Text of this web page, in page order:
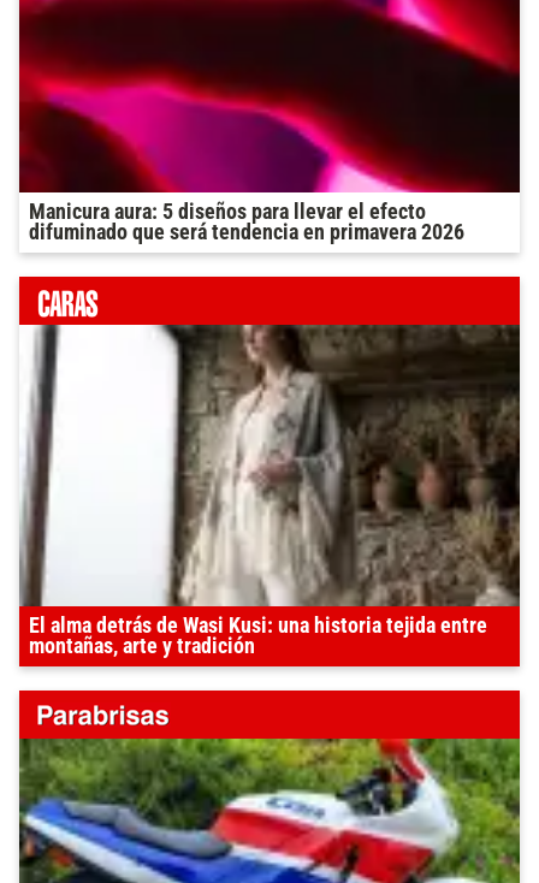
Manicura aura: 5 diseños para llevar el efecto
difuminado que será tendencia en primavera 2026
El alma detrás de Wasi Kusi: una historia tejida entre
montañas, arte y tradición